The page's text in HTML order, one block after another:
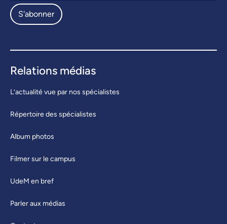
S'abonner
Relations médias
L’actualité vue par nos spécialistes
Répertoire des spécialistes
Album photos
Filmer sur le campus
UdeM en bref
Parler aux médias